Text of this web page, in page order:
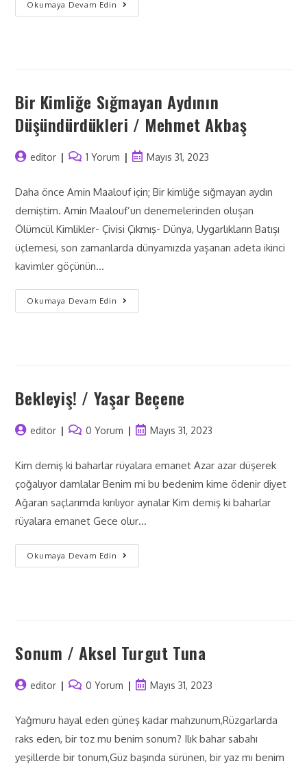
Okumaya Devam Edin
Bir Kimliğe Sığmayan Aydının
Düşündürdükleri / Mehmet Akbaş
editor 1 Yorum Mayıs 31, 2023
Daha önce Amin Maalouf için; Bir kimliğe sığmayan aydın
demiştim. Amin Maalouf’un denemelerinden olușan
Ölümcül Kimlikler- Çivisi Çıkmış- Dünya, Uygarlıkların Batıșı
üçlemesi, son zamanlarda dünyamızda yașanan adeta ikinci
kavimler göçünün…
Okumaya Devam Edin
Bekleyiş! / Yaşar Beçene
editor 0 Yorum Mayıs 31, 2023
Kim demiş ki baharlar rüyalara emanet Azar azar düşerek
çoğalıyor damlalar Benim mi bu bedenim kime ödenir diyet
Ağaran saçlarımda kırılıyor aynalar Kim demiş ki baharlar
rüyalara emanet Gece olur…
Okumaya Devam Edin
Sonum / Aksel Turgut Tuna
editor 0 Yorum Mayıs 31, 2023
Yağmuru hayal eden güneş kadar mahzunum,Rüzgarlarda
raks eden, bir toz mu benim sonum? Ilık bahar sabahı
yeşillerde bir tonum,Güz başında sürünen, bir yaz mı benim